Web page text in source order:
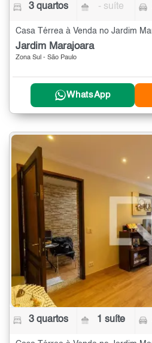
3 quartos - suíte
Jardim Marajoara
Zona Sul - São Paulo
WhatsApp
3 quartos 1 suíte